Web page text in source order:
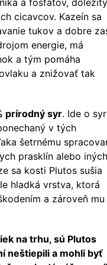
a fosfátov,
cicavcov. Kazeín sa
tukov a dobre
energie, má
a tým pomáha
a znižovať tak
prírodný syr. Ide o syr
v tých
šetrnému
prasklín alebo iných
sa kosti Plutos sušia
hladká vrstva, ktorá
a zároveň mu
na trhu, sú Plutos
neštiepili a mohli byť